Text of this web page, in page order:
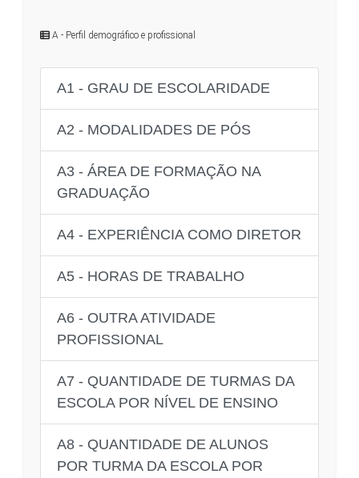
A - Perfil demográfico e profissional
A1 - GRAU DE ESCOLARIDADE
A2 - MODALIDADES DE PÓS
A3 - ÁREA DE FORMAÇÃO NA
GRADUAÇÃO
A4 - EXPERIÊNCIA COMO DIRETOR
A5 - HORAS DE TRABALHO
A6 - OUTRA ATIVIDADE
PROFISSIONAL
A7 - QUANTIDADE DE TURMAS DA
ESCOLA POR NÍVEL DE ENSINO
A8 - QUANTIDADE DE ALUNOS
POR TURMA DA ESCOLA POR